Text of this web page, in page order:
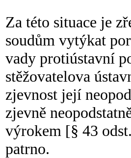
Za této situace je
soudům vytýkat
vady protiústavní
stěžovatelova
zjevnost její
zjevně
výrokem [§ 43
patrno.